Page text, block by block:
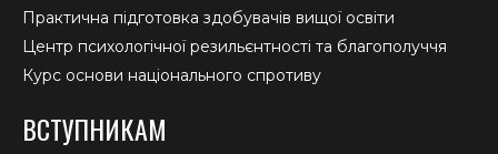
Практична підготовка здобувачів вищої освіти
Центр психологічної резильєнтності та благополуччя
Курс основи національного спротиву
ВСТУПНИКАМ